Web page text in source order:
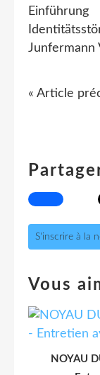
Junfermann
« Article
S'inscrire à la
Vous
NOYAU